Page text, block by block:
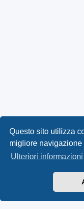
Questo sito utilizza
migliore
Ulteriori informazioni